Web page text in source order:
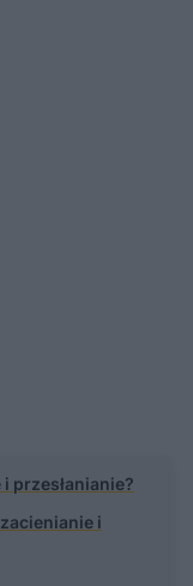
przesłanianie?
i